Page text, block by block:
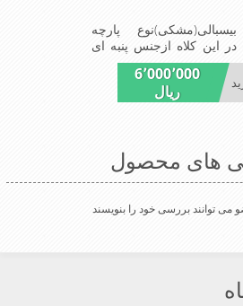
پارچه
در این کلاه ازجنس پنبه ای
مناسب این شکل ازکلاه
افراد خوش پوش
مناسب,سبکی,خوش
6٬000٬000
ریال
های محصول
می توانند بررسی خود را بنویسند